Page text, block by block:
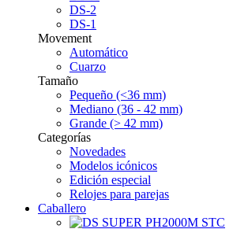
DS-2
DS-1
Movement
Automático
Cuarzo
Tamaño
Pequeño (<36 mm)
Mediano (36 - 42 mm)
Grande (> 42 mm)
Categorías
Novedades
Modelos icónicos
Edición especial
Relojes para parejas
Caballero